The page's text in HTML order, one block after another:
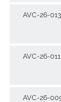
AVC-26-
AVC-26-
AVC-26-